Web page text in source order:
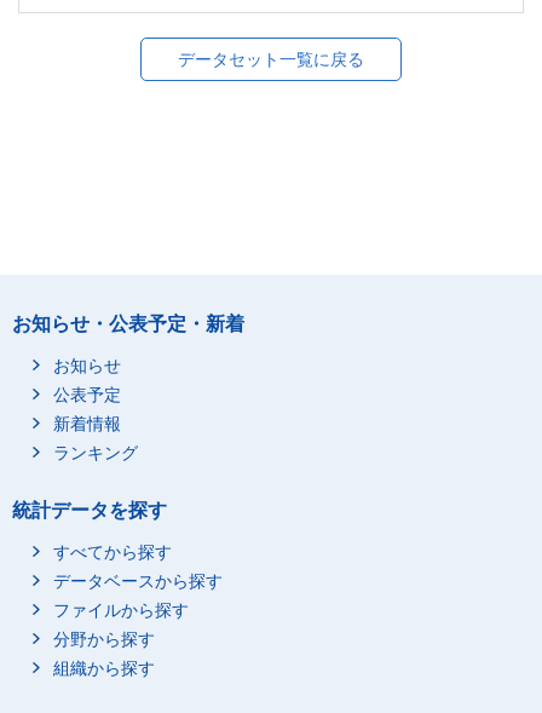
データセット一覧に戻る
お知らせ・公表予定・新着
お知らせ
公表予定
新着情報
ランキング
統計データを探す
すべてから探す
データベースから探す
ファイルから探す
分野から探す
組織から探す